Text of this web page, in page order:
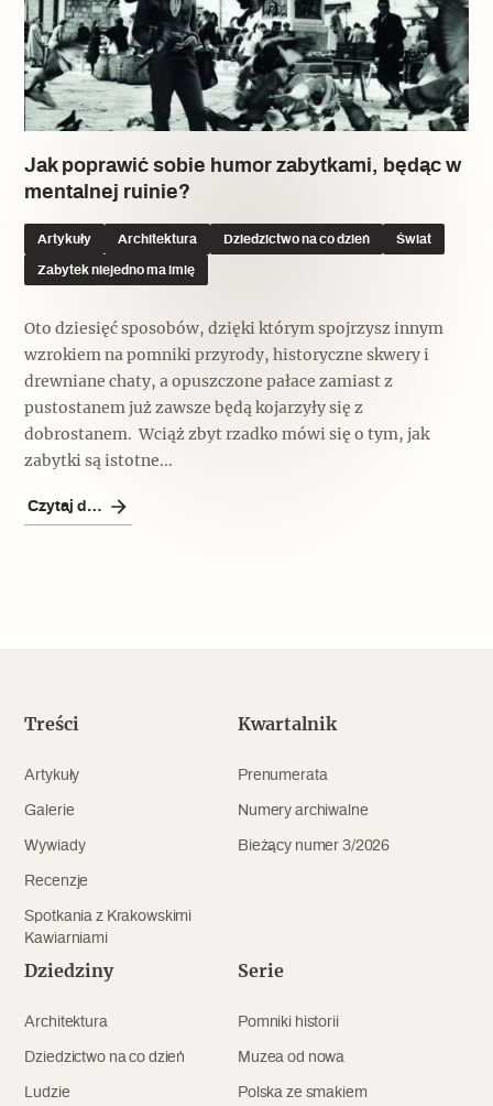
Kruchość rzeczy
Popularne
Dolnośląski Indiana Jones
Recenzje
Popularne
Ulubieniec Fortuny
Dziedzictwo na co dzień
Popularne
Jak wskrzesić smak
Ludzie
Siostry rzeźbiarki
Jedźmy w Polskę!
Popularne
Varia
Archeologia
Popularne
Biskupin - rezerwat archeologiczny
Popularne
Jak to działa? Czyli nowa odsłona
Narodowego Muzeum Techniki
Polska ze smakiem
Popularne
Kuchnia w Ostromecku: puder z
jarmużu, zupa z krwi
Zobacz również
Patronaty
Krakowskie Kawiarnie
Jak poprawić sobie humor zabytkami, będąc w
mentalnej ruinie?
Artykuły Architektura Dziedzictwo na co dzień Świat
Zabytek niejedno ma imię
Oto dziesięć sposobów, dzięki którym spojrzysz innym
wzrokiem na pomniki przyrody, historyczne skwery i
drewniane chaty, a opuszczone pałace zamiast z
pustostanem już zawsze będą kojarzyły się z
dobrostanem. Wciąż zbyt rzadko mówi się o tym, jak
zabytki są istotne...
Czytaj dalej
Treści
Artykuły
Galerie
Wywiady
Recenzje
Spotkania z Krakowskimi
Kawiarniami
Kwartalnik
Prenumerata
Numery archiwalne
Bieżący numer 3/2026
Dziedziny
Architektura
Dziedzictwo na co dzień
Ludzie
Serie
Pomniki historii
Muzea od nowa
Polska ze smakiem